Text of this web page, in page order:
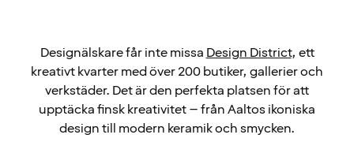
Designälskare får inte missa Design District, ett
kreativt kvarter med över 200 butiker, gallerier och
verkstäder. Det är den perfekta platsen för att
upptäcka finsk kreativitet – från Aaltos ikoniska
design till modern keramik och smycken.